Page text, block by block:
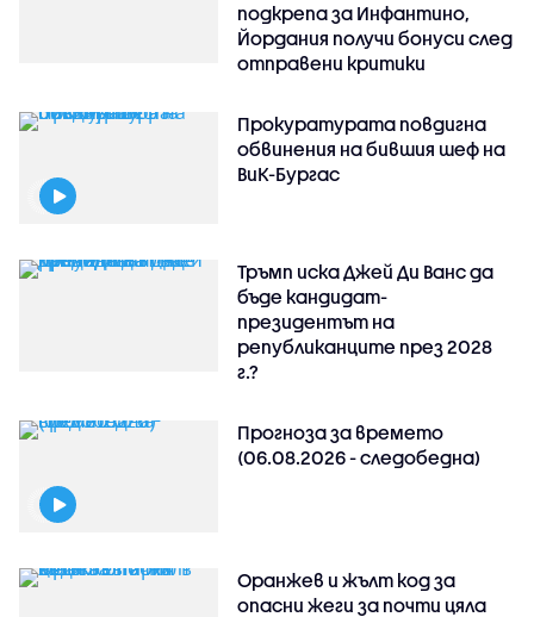
подкрепа за Инфантино,
Йордания получи бонуси след
отправени критики
Прокуратурата повдигна
обвинения на бившия шеф на
ВиК-Бургас
Тръмп иска Джей Ди Ванс да
бъде кандидат-
президентът на
републиканците през 2028
г.?
Прогноза за времето
(06.08.2026 - следобедна)
Оранжев и жълт код за
опасни жеги за почти цяла